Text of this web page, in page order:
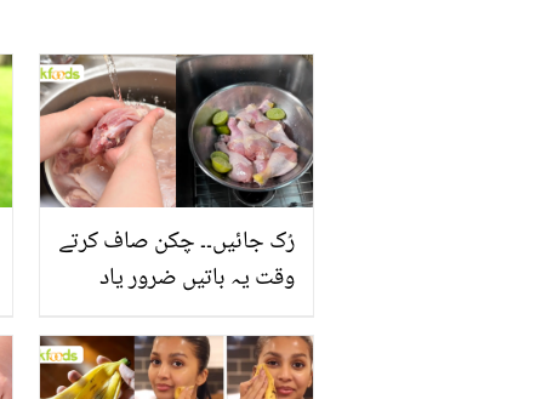
رُک جائیں۔۔ چکن صاف کرتے
وقت یہ باتیں ضرور یاد